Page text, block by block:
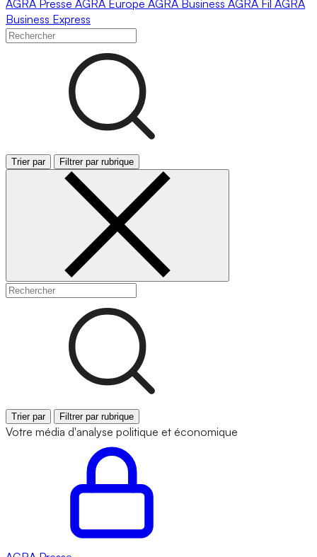
AGRA Presse AGRA Europe AGRA Business AGRA Fil AGRA
Business Express
Trier par Filtrer par rubrique
Trier par Filtrer par rubrique
Votre média d'analyse politique et économique